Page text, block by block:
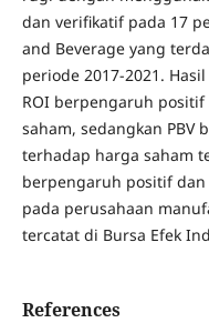
dan verifikatif pada 17
and Beverage yang
periode 2017-2021.
ROI berpengaruh
saham, sedangkan PBV
terhadap harga saham
berpengaruh positif
pada perusahaan
tercatat di Bursa Efek
References